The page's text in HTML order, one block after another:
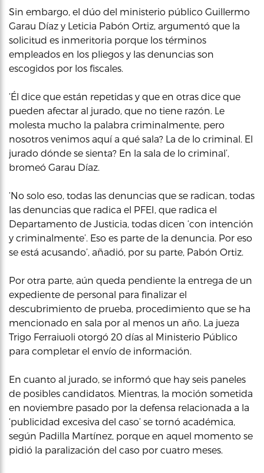
Sin embargo, el dúo del ministerio público Guillermo
Garau Díaz y Leticia Pabón Ortiz, argumentó que la
solicitud es inmeritoria porque los términos
empleados en los pliegos y las denuncias son
escogidos por los fiscales.
‘Él dice que están repetidas y que en otras dice que
pueden afectar al jurado, que no tiene razón. Le
molesta mucho la palabra criminalmente, pero
nosotros venimos aquí a qué sala? La de lo criminal. El
jurado dónde se sienta? En la sala de lo criminal’,
bromeó Garau Díaz.
‘No solo eso, todas las denuncias que se radican, todas
las denuncias que radica el PFEI, que radica el
Departamento de Justicia, todas dicen ‘con intención
y criminalmente’. Eso es parte de la denuncia. Por eso
se está acusando’, añadió, por su parte, Pabón Ortiz.
Por otra parte, aún queda pendiente la entrega de un
expediente de personal para finalizar el
descubrimiento de prueba, procedimiento que se ha
mencionado en sala por al menos un año. La jueza
Trigo Ferraiuoli otorgó 20 días al Ministerio Público
para completar el envío de información.
En cuanto al jurado, se informó que hay seis paneles
de posibles candidatos. Mientras, la moción sometida
en noviembre pasado por la defensa relacionada a la
‘publicidad excesiva del caso’ se tornó académica,
según Padilla Martínez, porque en aquel momento se
pidió la paralización del caso por cuatro meses.